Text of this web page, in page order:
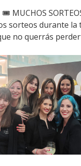
🎟️ MUCHOS
sorteos durante la
no querrás